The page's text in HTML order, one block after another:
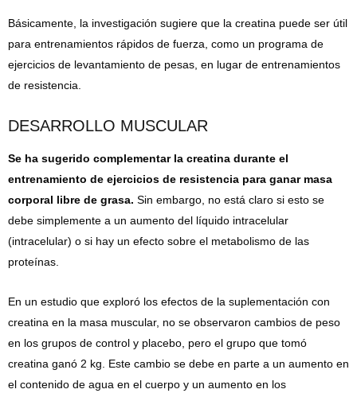
Básicamente, la investigación sugiere que la creatina puede ser útil
para entrenamientos rápidos de fuerza, como un programa de
ejercicios de levantamiento de pesas, en lugar de entrenamientos
de resistencia.
DESARROLLO MUSCULAR
Se ha sugerido complementar la creatina durante el
entrenamiento de ejercicios de resistencia para ganar masa
corporal libre de grasa. Sin embargo, no está claro si esto se
debe simplemente a un aumento del líquido intracelular
(intracelular) o si hay un efecto sobre el metabolismo de las
proteínas.
En un estudio que exploró los efectos de la suplementación con
creatina en la masa muscular, no se observaron cambios de peso
en los grupos de control y placebo, pero el grupo que tomó
creatina ganó 2 kg. Este cambio se debe en parte a un aumento en
el contenido de agua en el cuerpo y un aumento en los